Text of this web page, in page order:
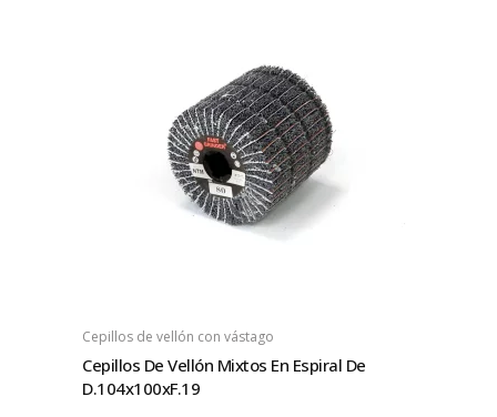
Cepillos de vellón con vástago
Cepillos De Vellón Mixtos En Espiral De
D.104x100xF.19